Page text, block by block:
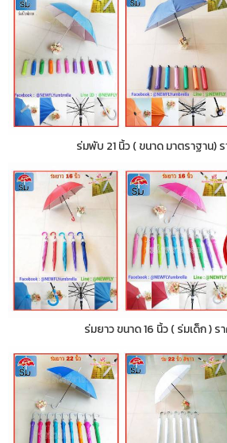
ร่มพับ 21 นิ้ว ( ขนาด มาตราฐาน)
ร่มยาว ขนาด 16 นิ้ว ( ร่มเด็ก ) ร